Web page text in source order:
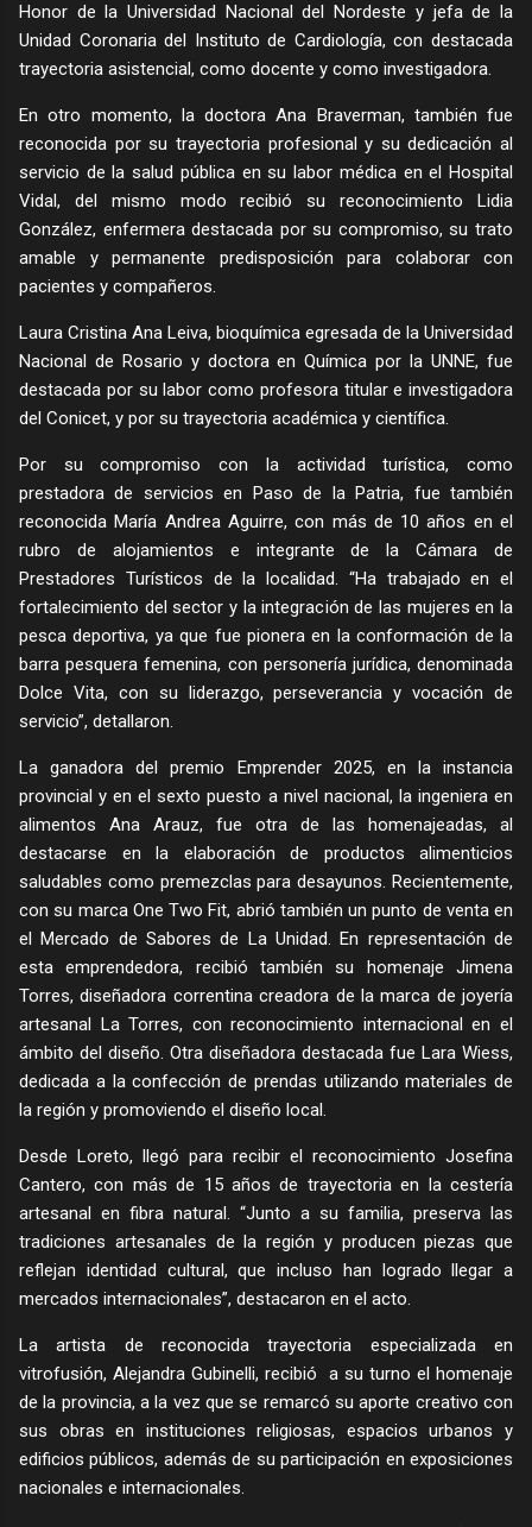
Honor de la Universidad Nacional del Nordeste y jefa de la
Unidad Coronaria del Instituto de Cardiología, con destacada
trayectoria asistencial, como docente y como investigadora.
En otro momento, la doctora Ana Braverman, también fue
reconocida por su trayectoria profesional y su dedicación al
servicio de la salud pública en su labor médica en el Hospital
Vidal, del mismo modo recibió su reconocimiento Lidia
González, enfermera destacada por su compromiso, su trato
amable y permanente predisposición para colaborar con
pacientes y compañeros.
Laura Cristina Ana Leiva, bioquímica egresada de la Universidad
Nacional de Rosario y doctora en Química por la UNNE, fue
destacada por su labor como profesora titular e investigadora
del Conicet, y por su trayectoria académica y científica.
Por su compromiso con la actividad turística, como
prestadora de servicios en Paso de la Patria, fue también
reconocida María Andrea Aguirre, con más de 10 años en el
rubro de alojamientos e integrante de la Cámara de
Prestadores Turísticos de la localidad. “Ha trabajado en el
fortalecimiento del sector y la integración de las mujeres en la
pesca deportiva, ya que fue pionera en la conformación de la
barra pesquera femenina, con personería jurídica, denominada
Dolce Vita, con su liderazgo, perseverancia y vocación de
servicio”, detallaron.
La ganadora del premio Emprender 2025, en la instancia
provincial y en el sexto puesto a nivel nacional, la ingeniera en
alimentos Ana Arauz, fue otra de las homenajeadas, al
destacarse en la elaboración de productos alimenticios
saludables como premezclas para desayunos. Recientemente,
con su marca One Two Fit, abrió también un punto de venta en
el Mercado de Sabores de La Unidad. En representación de
esta emprendedora, recibió también su homenaje Jimena
Torres, diseñadora correntina creadora de la marca de joyería
artesanal La Torres, con reconocimiento internacional en el
ámbito del diseño. Otra diseñadora destacada fue Lara Wiess,
dedicada a la confección de prendas utilizando materiales de
la región y promoviendo el diseño local.
Desde Loreto, llegó para recibir el reconocimiento Josefina
Cantero, con más de 15 años de trayectoria en la cestería
artesanal en fibra natural. “Junto a su familia, preserva las
tradiciones artesanales de la región y producen piezas que
reflejan identidad cultural, que incluso han logrado llegar a
mercados internacionales”, destacaron en el acto.
La artista de reconocida trayectoria especializada en
vitrofusión, Alejandra Gubinelli, recibió a su turno el homenaje
de la provincia, a la vez que se remarcó su aporte creativo con
sus obras en instituciones religiosas, espacios urbanos y
edificios públicos, además de su participación en exposiciones
nacionales e internacionales.